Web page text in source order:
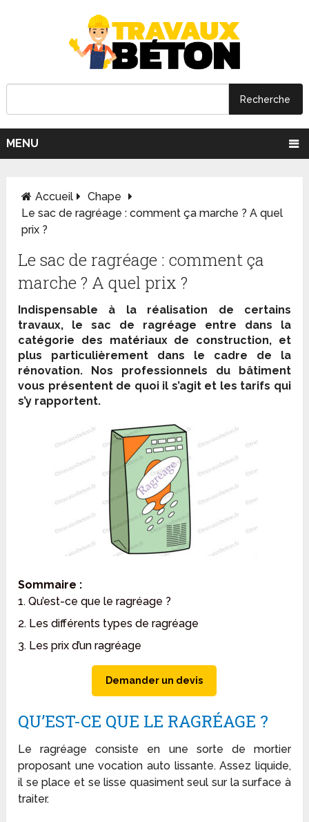
MENU
Accueil
Chape
Le sac de ragréage : comment ça marche ? A quel
prix ?
Le sac de ragréage : comment ça
marche ? A quel prix ?
Indispensable à la réalisation de certains
travaux, le sac de ragréage entre dans la
catégorie des matériaux de construction, et
plus particulièrement dans le cadre de la
rénovation. Nos professionnels du bâtiment
vous présentent de quoi il s’agit et les tarifs qui
s’y rapportent.
Sommaire :
1. Qu’est-ce que le ragréage ?
2. Les différents types de ragréage
3. Les prix d’un ragréage
Demander un devis
QU’EST-CE QUE LE RAGRÉAGE ?
Le ragréage consiste en une sorte de mortier
proposant une vocation auto lissante. Assez liquide,
il se place et se lisse quasiment seul sur la surface à
traiter.